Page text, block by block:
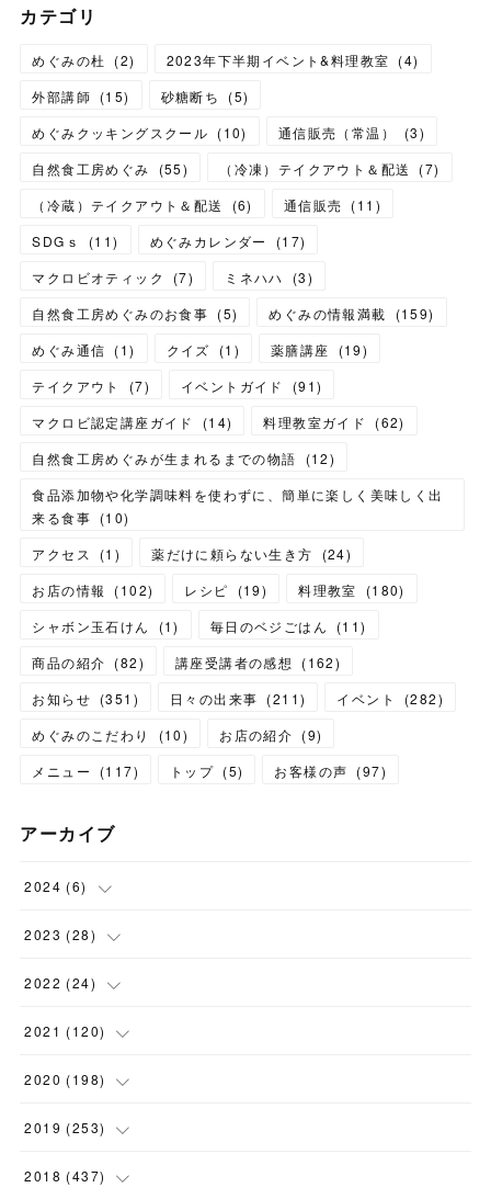
カテゴリ
めぐみの杜 (2) 2023年下半期イベント&料理教室 (4)
外部講師 (15) 砂糖断ち (5)
めぐみクッキングスクール (10) 通信販売（常温） (3)
自然食工房めぐみ
(55) （冷凍）テイクアウト＆配送 (7)
（冷蔵）テイクアウト＆配送
(6) 通信販売 (11 )
SDGｓ
(11) めぐみカレンダー (17)
マクロビオティック
(7) ミネハハ (3)
自然食工房めぐみのお食事 (5) めぐみの情報満載 (159)
めぐみ通信 (1) クイズ (1 ) 薬膳講座 (19)
テイクアウト
(7) イベントガイド (91)
マクロビ認定講座ガイド
(14) 料理教室ガイド (62)
自然食工房めぐみが生まれるまでの物語
(12)
食品添加物や化学調味料を使わずに、簡単に楽しく美味しく出
来る食事 (10)
アクセス
(1 ) 薬だけに頼らない生き方 (24)
お店の情報
(102) レシピ (19) 料理教室 (180)
シャボン玉石けん
(1) 毎日のベジごはん (11)
商品の紹介 (82) 講座受講者の感想 (162)
お知らせ (351 ) 日々の出来事 (211) イベント (282)
めぐみのこだわり
(10) お店の紹介 (9)
メニュー
(117) トップ (5) お客様の声 (97)
アーカイブ
2024 (6)
(1)
(1 )
(1)
( 1 )
2023 (28)
(2)
(1)
(1)
(2 )
2022 (24)
(5)
(2)
(2)
( 1 )
2021 (120)
(12)
(3)
(1)
2020 (198)
(12)
(11)
2019 (253)
(14)
2018 (437)